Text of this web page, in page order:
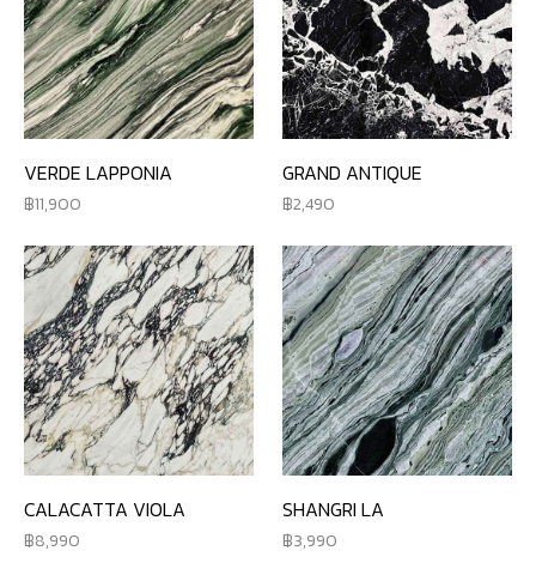
VERDE LAPPONIA
11,900
GRAND ANTIQUE
2,490
CALACATTA VIOLA
8,990
SHANGRI LA
3,990